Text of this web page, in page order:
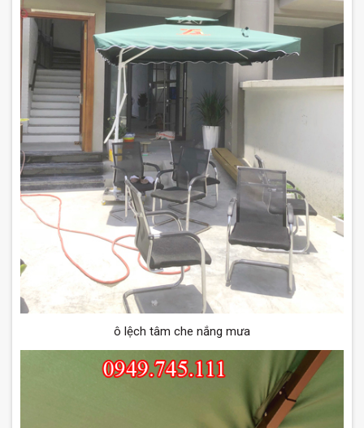
ô lệch tâm che nắng mưa